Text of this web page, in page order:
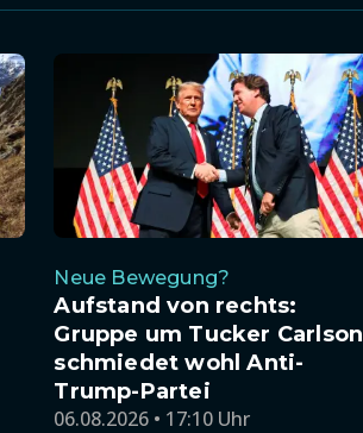
Neue Bewegung?
Aufstand von rechts:
Gruppe um Tucker Carlson
schmiedet wohl Anti-
Trump-Partei
06.08.2026 • 17:10 Uhr